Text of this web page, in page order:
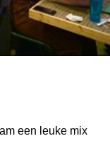
een leuke mix